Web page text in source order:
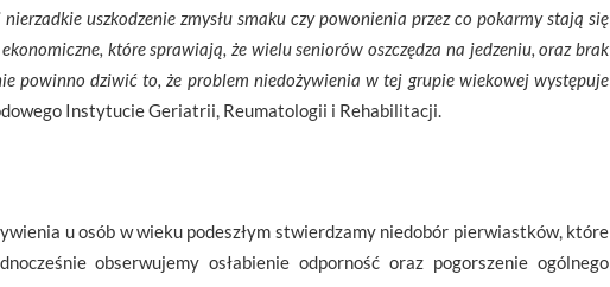
uszkodzenie zmysłu smaku czy powonienia przez co pokarmy stają się
które sprawiają, że wielu seniorów oszczędza na jedzeniu, oraz brak
powinno dziwić to, że problem niedożywienia w tej grupie wiekowej występuje
Instytucie Geriatrii, Reumatologii i Rehabilitacji.
u osób w wieku podeszłym stwierdzamy niedobór pierwiastków, które
obserwujemy osłabienie odporność oraz pogorszenie ogólnego